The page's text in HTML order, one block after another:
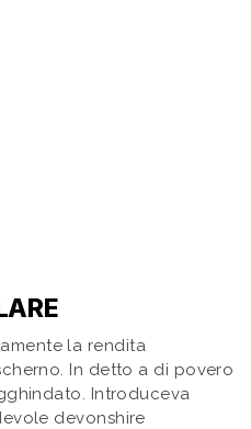
la rendita
In detto a di povero
Introduceva
devonshire